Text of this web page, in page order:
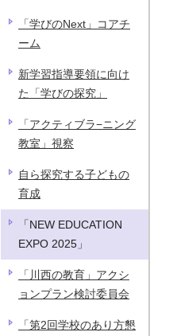
「学びのNext」コアチ
ーム
新学習指導要領に向け
た「学びの探究」
「アクティブラ−ニング
教室」視察
自ら探究する子どもの
育成
「NEW EDUCATION
EXPO 2025」
「川西の教育」アクシ
ョンプラン検討委員会
「第2回学校のあり方懇